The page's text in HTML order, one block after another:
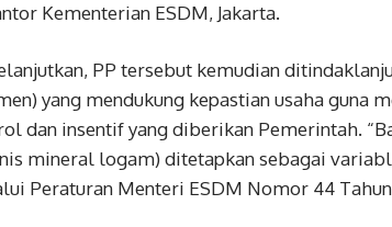
Kementerian ESDM, Jakarta.
PP tersebut kemudian
yang mendukung kepastian usaha guna
dan insentif yang diberikan Pemerintah.
mineral logam) ditetapkan sebagai
Peraturan Menteri ESDM Nomor 44 Tahun